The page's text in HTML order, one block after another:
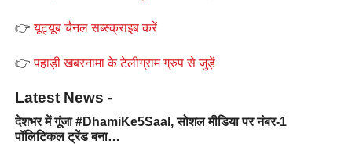
👉यूट्यूब चैनल सब्स्क्राइब करें
👉पहाड़ी खबरनामा के टेलीग्राम ग्रुप से जुड़ें
Latest News -
देशभर में गूंजा #DhamiKe5Saal, सोशल मीडिया पर नंबर-1
पॉलिटिकल ट्रेंड बना…